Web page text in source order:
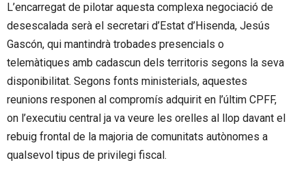
L’encarregat de pilotar aquesta complexa negociació de
desescalada serà el secretari d’Estat d’Hisenda, Jesús
Gascón, qui mantindrà trobades presencials o
telemàtiques amb cadascun dels territoris segons la seva
disponibilitat. Segons fonts ministerials, aquestes
reunions responen al compromís adquirit en l’últim CPFF,
on l’executiu central ja va veure les orelles al llop davant el
rebuig frontal de la majoria de comunitats autònomes a
qualsevol tipus de privilegi fiscal.